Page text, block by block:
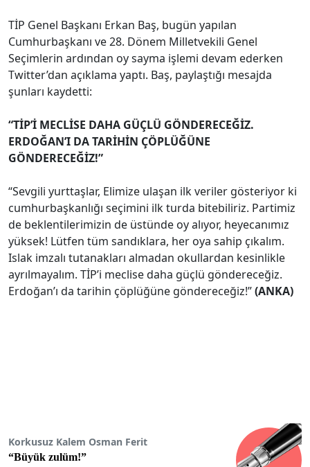
TİP Genel Başkanı Erkan Baş, bugün yapılan
Cumhurbaşkanı ve 28. Dönem Milletvekili Genel
Seçimlerin ardından oy sayma işlemi devam ederken
Twitter’dan açıklama yaptı. Baş, paylaştığı mesajda
şunları kaydetti:
“TİP’İ MECLİSE DAHA GÜÇLÜ GÖNDERECEĞİZ.
ERDOĞAN’I DA TARİHİN ÇÖPLÜĞÜNE
GÖNDERECEĞİZ!”
“Sevgili yurttaşlar, Elimize ulaşan ilk veriler gösteriyor ki
cumhurbaşkanlığı seçimini ilk turda bitebiliriz. Partimiz
de beklentilerimizin de üstünde oy alıyor, heyecanımız
yüksek! Lütfen tüm sandıklara, her oya sahip çıkalım.
Islak imzalı tutanakları almadan okullardan kesinlikle
ayrılmayalım. TİP’i meclise daha güçlü göndereceğiz.
Erdoğan’ı da tarihin çöplüğüne göndereceğiz!”(ANKA)
Korkusuz Kalem Osman Ferit
“Büyük zulüm!”